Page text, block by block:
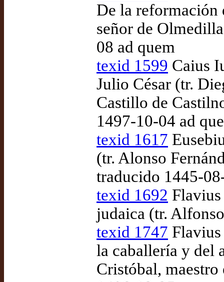
De la reformación
señor de
08 ad quem
texid 1599 Caius
Julio César (tr.
Castillo de
1497-10-04 ad
texid 1617
(tr. Alonso
traducido 1445-
texid 1692 Flavius
judaica (tr.
texid 1747
la caballería y del
Cristóbal,